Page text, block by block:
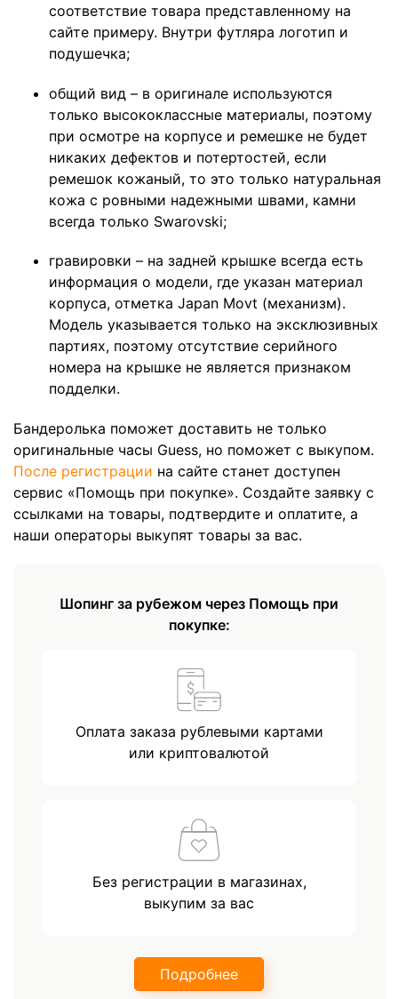
соответствие товара представленному на
сайте примеру. Внутри футляра логотип и
подушечка;
общий вид – в оригинале используются
только высококлассные материалы, поэтому
при осмотре на корпусе и ремешке не будет
никаких дефектов и потертостей, если
ремешок кожаный, то это только натуральная
кожа с ровными надежными швами, камни
всегда только Swarovski;
гравировки – на задней крышке всегда есть
информация о модели, где указан материал
корпуса, отметка Japan Movt (механизм).
Модель указывается только на эксклюзивных
партиях, поэтому отсутствие серийного
номера на крышке не является признаком
подделки.
Бандеролька поможет доставить не только
оригинальные часы Guess, но поможет с выкупом.
После регистрации на сайте станет доступен
сервис «Помощь при покупке». Создайте заявку с
ссылками на товары, подтвердите и оплатите, а
наши операторы выкупят товары за вас.
Шопинг за рубежом через Помощь при
покупке:
Оплата заказа рублевыми картами
или криптовалютой
Без регистрации в магазинах,
выкупим за вас
Подробнее